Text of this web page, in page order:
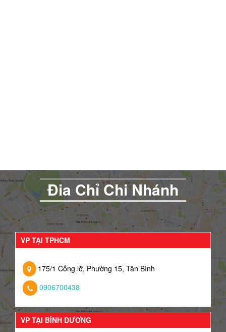
Đia Chỉ Chi Nhánh
VP TẠI TPHCM
175/1 Cống lỡ, Phường 15, Tân Bình
0906700438
VP TẠI BÌNH DƯƠNG